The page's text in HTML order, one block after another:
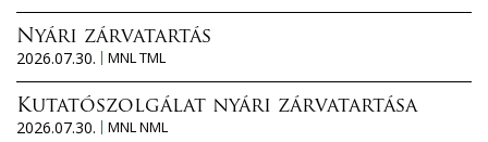
Nyári zárvatartás
2026.07.30.
MNL TML
Kutatószolgálat nyári zárvatartása
2026.07.30.
MNL NML